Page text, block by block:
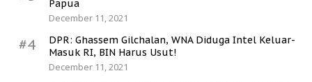
Papua
December 11, 2021
#4
DPR: Ghassem Gilchalan, WNA Diduga Intel Keluar-
Masuk RI, BIN Harus Usut!
December 11, 2021